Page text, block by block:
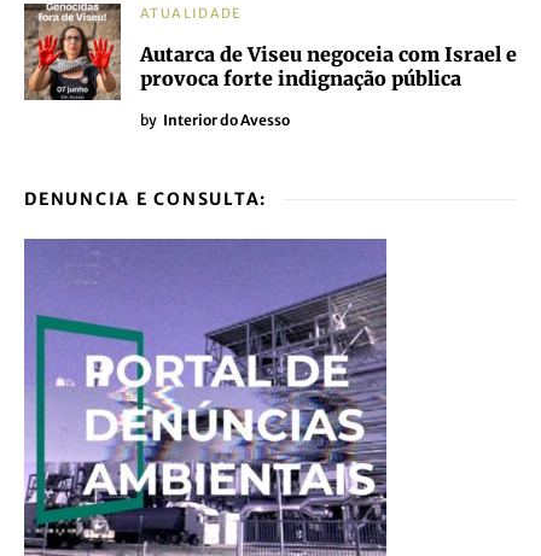
ATUALIDADE
Autarca de Viseu negoceia com Israel e
provoca forte indignação pública
by Interior do Avesso
DENUNCIA E CONSULTA: